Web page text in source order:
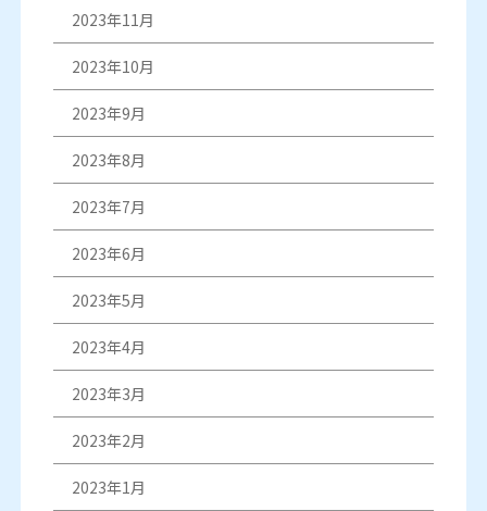
2023年11月
2023年10月
2023年9月
2023年8月
2023年7月
2023年6月
2023年5月
2023年4月
2023年3月
2023年2月
2023年1月